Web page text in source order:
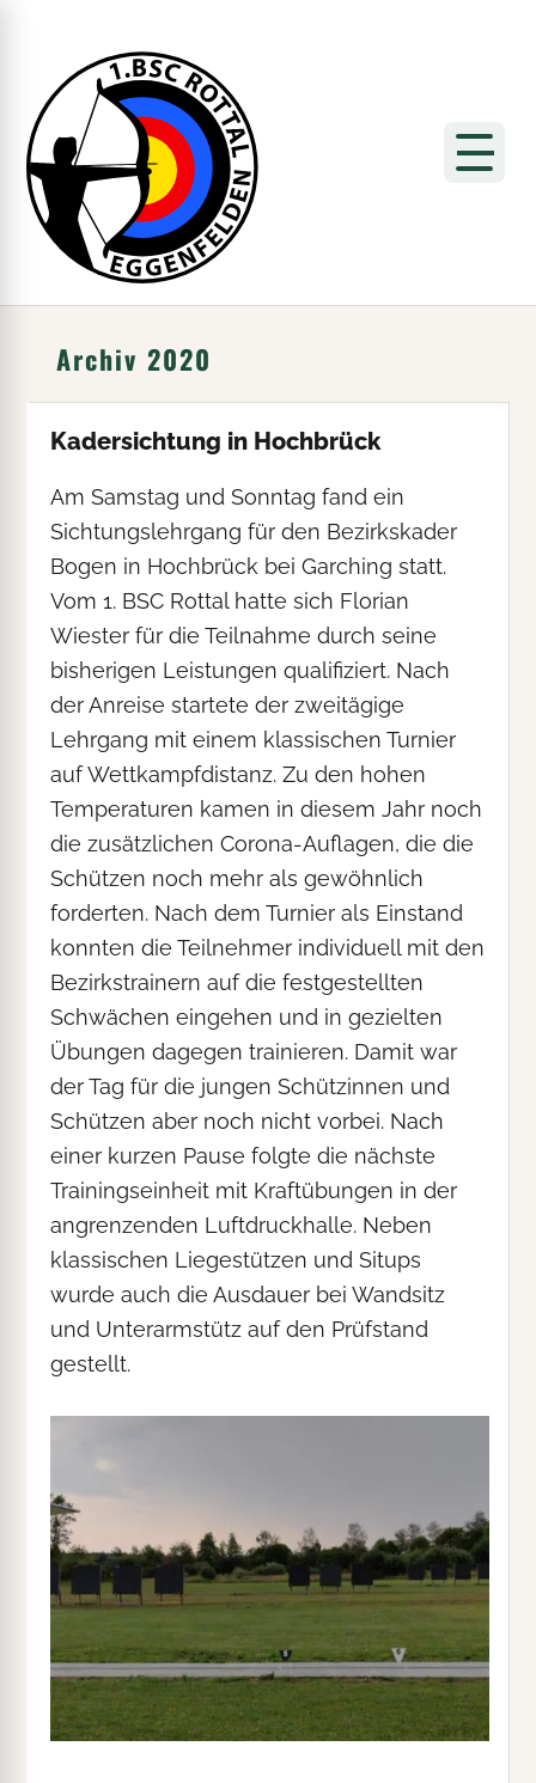
Archiv 2020
Kadersichtung in Hochbrück
Am Samstag und Sonntag fand ein
Sichtungslehrgang für den Bezirkskader
Bogen in Hochbrück bei Garching statt.
Vom 1. BSC Rottal hatte sich Florian
Wiester für die Teilnahme durch seine
bisherigen Leistungen qualifiziert. Nach
der Anreise startete der zweitägige
Lehrgang mit einem klassischen Turnier
auf Wettkampfdistanz. Zu den hohen
Temperaturen kamen in diesem Jahr noch
die zusätzlichen Corona-Auflagen, die die
Schützen noch mehr als gewöhnlich
forderten. Nach dem Turnier als Einstand
konnten die Teilnehmer individuell mit den
Bezirkstrainern auf die festgestellten
Schwächen eingehen und in gezielten
Übungen dagegen trainieren. Damit war
der Tag für die jungen Schützinnen und
Schützen aber noch nicht vorbei. Nach
einer kurzen Pause folgte die nächste
Trainingseinheit mit Kraftübungen in der
angrenzenden Luftdruckhalle. Neben
klassischen Liegestützen und Situps
wurde auch die Ausdauer bei Wandsitz
und Unterarmstütz auf den Prüfstand
gestellt.